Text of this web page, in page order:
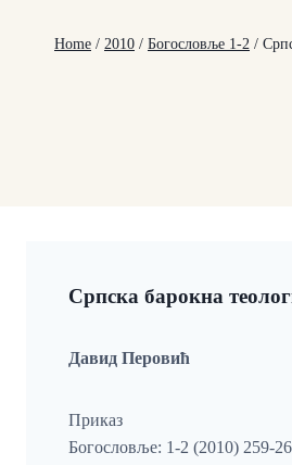
Home / 2010 / Богословље 1-2 /
Српска барокна
Давид Перовић
Приказ
Богословље: 1-2 (2010) 259-